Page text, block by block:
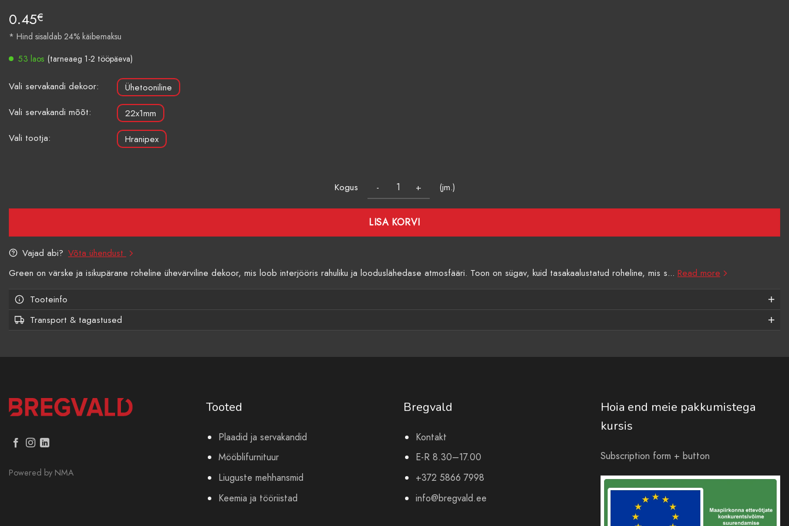
0.45€
* Hind sisaldab 24% käibemaksu
53 laos (tarneaeg 1-2 tööpäeva)
Vali servakandi dekoor:
Ühetooniline
Vali servakandi mõõt:
22x1mm
Vali tootja:
Hranipex
Kogus (jm.)
LISA KORVI
Vajad abi? Võta ühendust
Green on värske ja isikupärane roheline ühevärviline dekoor, mis loob interjööris rahuliku ja looduslähedase atmosfääri. Toon on sügav, kuid tasakaalustatud roheline, mis s... Read more
Tooteinfo
Transport & tagastused
Powered by NMA
Tooted
Plaadid ja servakandid
Mööblifurnituur
Liuguste mehhansmid
Keemia ja tööriistad
Bregvald
Kontakt
E-R 8.30–17.00
+372 5866 7998
info@bregvald.ee
Hoia end meie pakkumistega
kursis
Subscription form + button